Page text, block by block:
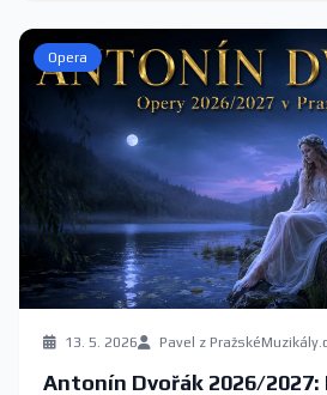
Opera
13. 5. 2026 Pavel z
Antonín Dvořák 2026/2027: